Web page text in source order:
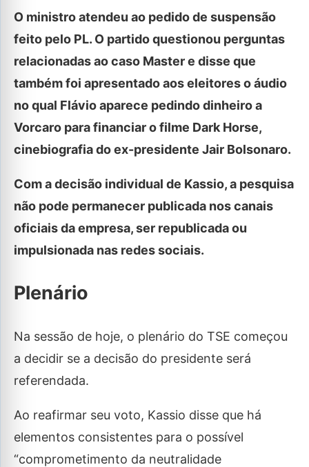
O ministro atendeu ao pedido de suspensão
feito pelo PL. O partido questionou perguntas
relacionadas ao caso Master e disse que
também foi apresentado aos eleitores o áudio
no qual Flávio aparece pedindo dinheiro a
Vorcaro para financiar o filme Dark Horse,
cinebiografia do ex-presidente Jair Bolsonaro.
Com a decisão individual de Kassio, a pesquisa
não pode permanecer publicada nos canais
oficiais da empresa, ser republicada ou
impulsionada nas redes sociais.
Plenário
Na sessão de hoje, o plenário do TSE começou
a decidir se a decisão do presidente será
referendada.
Ao reafirmar seu voto, Kassio disse que há
elementos consistentes para o possível
“comprometimento da neutralidade